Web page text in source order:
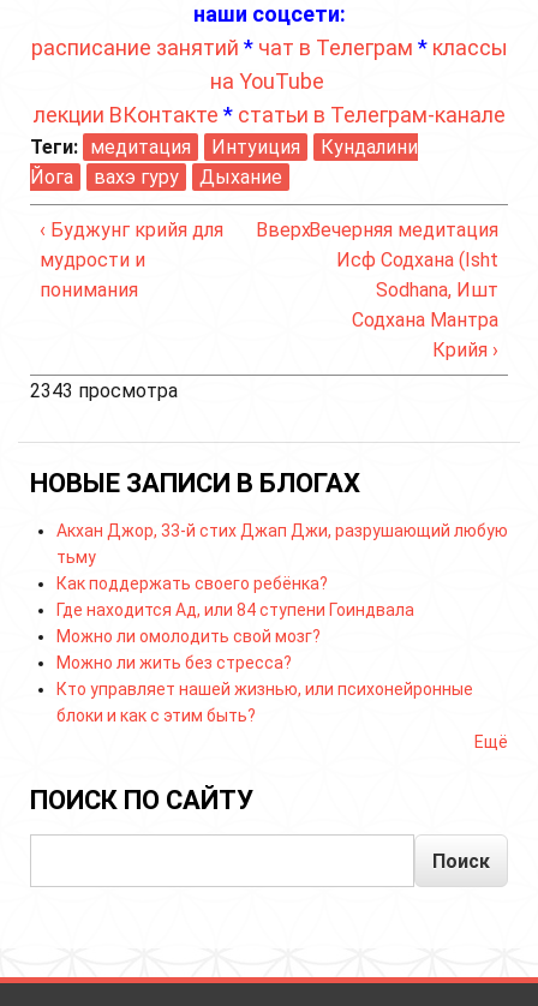
наши соцсети:
расписание занятий * чат в Телеграм * классы
на YouTube
лекции ВКонтакте * статьи в Телеграм-канале
Теги: медитация Интуиция
Кундалини
Йога
вахэ гуру Дыхание
‹ Буджунг крийя для
мудрости и
понимания
ВверхВечерняя медитация
Исф Содхана (Isht
Sodhana, Ишт
Содхана Мантра
Крийя ›
2343 просмотра
НОВЫЕ ЗАПИСИ В БЛОГАХ
Акхан Джор, 33-й стих Джап Джи, разрушающий любую
тьму
Как поддержать своего ребёнка?
Где находится Ад, или 84 ступени Гоиндвала
Можно ли омолодить свой мозг?
Можно ли жить без стресса?
Кто управляет нашей жизнью, или психонейронные
блоки и как с этим быть?
Ещё
ПОИСК ПО САЙТУ